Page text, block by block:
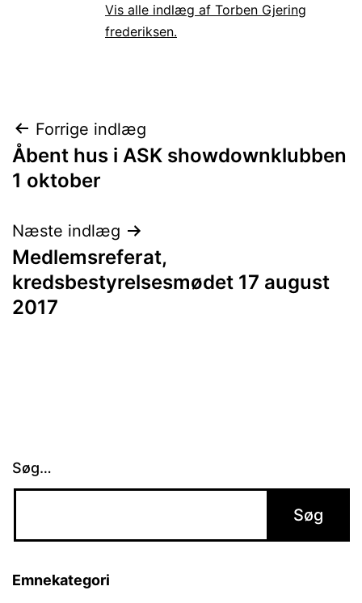
Vis alle indlæg af Torben Gjering
frederiksen.
Indlægsnavigation
Forrige indlæg
Åbent hus i ASK showdownklubben
1 oktober
Næste indlæg
Medlemsreferat,
kredsbestyrelsesmødet 17 august
2017
Søg…
Emnekategori